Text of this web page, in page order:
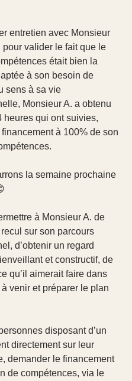
entretien avec Monsieur
pour valider le fait que le
était bien la
à son besoin de
sens à sa vie
Monsieur A. a obtenu
heures qui ont suivies,
financement à 100% de son
la semaine prochaine
à Monsieur A. de
sur son parcours
d’obtenir un regard
et constructif, de
qu’il aimerait faire dans
à venir et préparer le plan
disposant d’un
directement sur leur
demander le financement
de compétences, via le